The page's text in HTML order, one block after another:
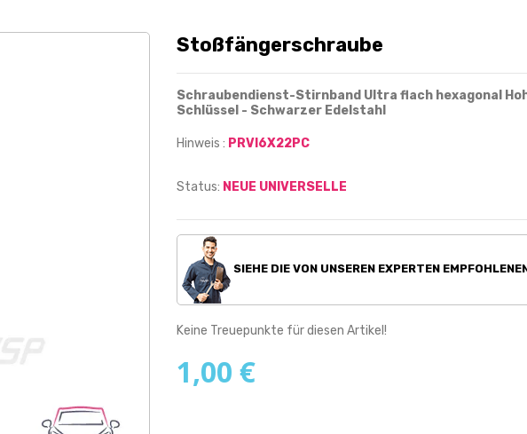
Stoßfängerschraube
Schraubendienst-Stirnband Ultra flach hexagonal
Schlüssel - Schwarzer Edelstahl
Hinweis : PRVI6X22PC
Status: NEUE UNIVERSELLE
SIEHE DIE VON UNSEREN EXPERTEN
Keine Treuepunkte für diesen Artikel!
1,00 €